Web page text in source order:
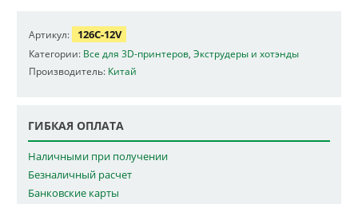
Артикул: 126C-12V
Категории: Все для 3D-принтеров Экструдеры и хотэнды
Производитель: Китай
ГИБКАЯ ОПЛАТА
Наличными при получении
Безналичный расчет
Банковские карты